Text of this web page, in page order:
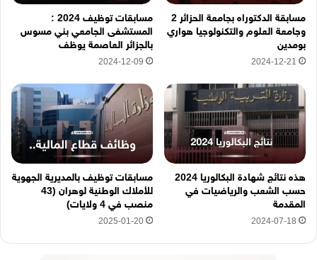
ه
ن
ا
مسابقة الدكتوراه بجامعة الحزائر 2
وجامعة العلوم والتكنولوجيا هواري
بومدين
2024-12-21
مسابقات توظيف 2024 :
المستشفى الجامعي بني مسوس
بالجزائر العاصمة يوظف
2024-12-09
هذه نتائج شهادة البكالوريا 2024
حسب الشعب والرياضيات في
المقدمة
2024-07-18
مسابقات توظيف بالمديرية الجهوية
للأملاك الوطنية لوهران (43
منصب في 4 ولايات)
2025-01-20